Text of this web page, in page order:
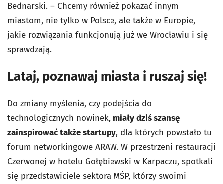
Bednarski. – Chcemy również pokazać innym
miastom, nie tylko w Polsce, ale także w Europie,
jakie rozwiązania funkcjonują już we Wrocławiu i się
sprawdzają.
Lataj, poznawaj miasta i ruszaj się!
Do zmiany myślenia, czy podejścia do
technologicznych nowinek, miały dziś szansę
zainspirować także startupy, dla których powstało tu
forum networkingowe ARAW. W przestrzeni restauracji
Czerwonej w hotelu Gołębiewski w Karpaczu, spotkali
się przedstawiciele sektora MŚP, którzy swoimi